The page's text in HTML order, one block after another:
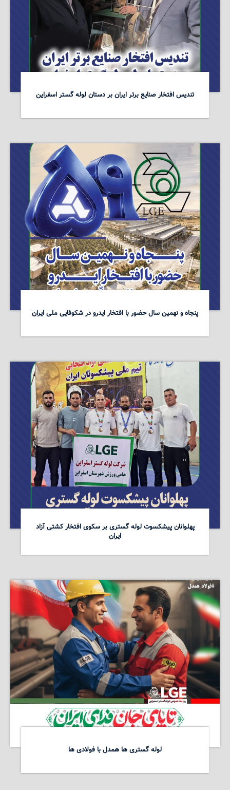
تندیس افتخار صنایع برتر ایران بر دستان لوله گستر اسفراین
پنجاه و نهمین سال حضور با افتخار ایدرو در شکوفایی ملی ایران
پهلوانان پیشکسوت لوله گستری بر سکوی افتخار کشتی آزاد
ایران
لوله گستری ها همدل با فولادی ها